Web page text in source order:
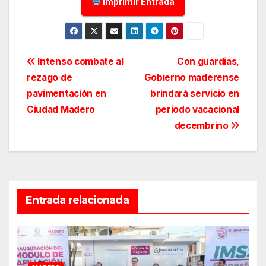
Navegación
de
entradas
Con guardias,
Gobierno maderense
brindará servicio en
periodo vacacional
decembrino
Intenso combate al
rezago de
pavimentación en
Ciudad Madero
Entrada relacionada